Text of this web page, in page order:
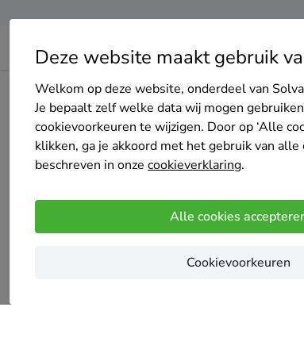
Deze website maakt gebruik
Welkom op deze website, onderdeel van
Je bepaalt zelf welke data wij mogen
cookievoorkeuren te wijzigen. Door op ‘Alle
klikken, ga je akkoord met het gebruik van alle
beschreven in onze cookieverklaring.
Alle cookies
Cookievoorkeuren
Home Bedrijven overzicht all-seasons-
Er ging iets